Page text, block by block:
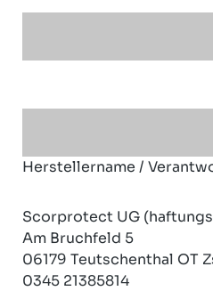
Herstellername /
Scorprotect UG
Am Bruchfeld 5
06179 Teutschenthal OT
0345 21385814